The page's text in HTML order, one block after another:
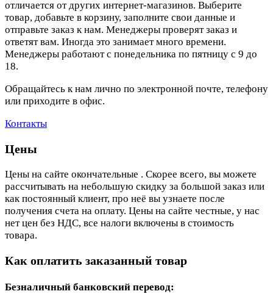
отличается от других интернет-магазинов. Выберите
товар, добавьте в корзину, заполните свои данные и
отправьте заказ к нам. Менеджеры проверят заказ и
ответят вам. Иногда это занимает много времени.
Менеджеры работают с понедельника по пятницу с 9 до
18.
Обращайтесь к нам лично по электронной почте, телефону
или приходите в офис.
Контакты
Цены
Цены на сайте окончательные . Скорее всего, вы можете
рассчитывать на небольшую скидку за большой заказ или
как постоянный клиент, про неё вы узнаете после
получения счета на оплату. Цены на сайте честные, у нас
нет цен без НДС, все налоги включены в стоимость
товара.
Как оплатить заказанный товар
Безналичный банковский перевод: